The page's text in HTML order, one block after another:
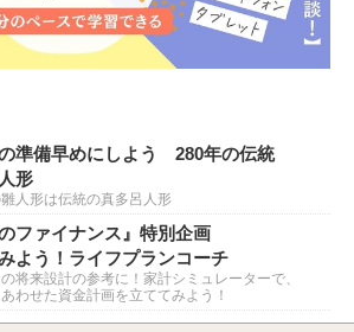
準備早めにしよう 280年の伝統
形
人形は伝統の真多呂人形
のファイナンス』特別企画
よう！ライフプランコーチ
将来設計の参考に！家計シミュレーターで、
わせた資金計画を立ててみよう！